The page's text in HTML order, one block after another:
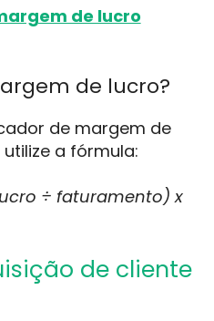
de lucro
de lucro?
de margem de
a fórmula:
÷ faturamento) x
de cliente